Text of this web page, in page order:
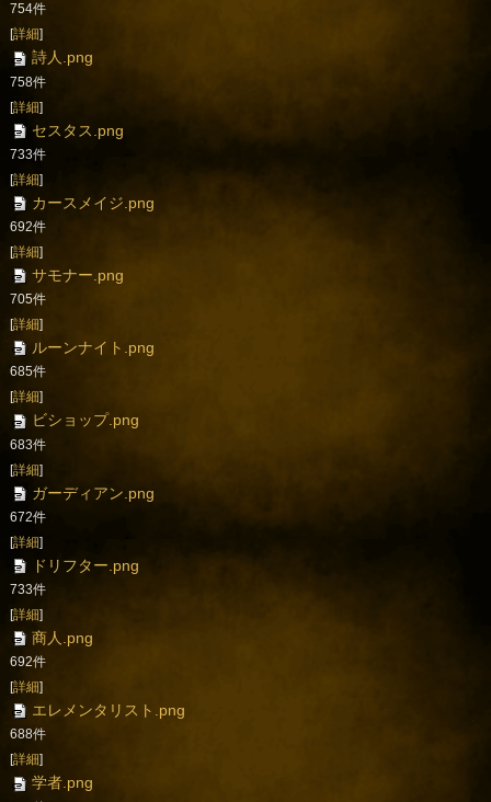
754件
詳細
詩人.png
758件
[詳細]
セスタス.png
733件
[詳細]
カースメイジ.png
692件
[詳細]
サモナー.png
705件
[詳細]
ルーンナイト.png
685件
詳細
ビショップ.png
683件
[詳細]
ガーディアン.png
672件
[詳細]
ドリフター.png
733件
[詳細]
商人.png
692件
詳細
エレメンタリスト.png
688件
詳細
学者.png